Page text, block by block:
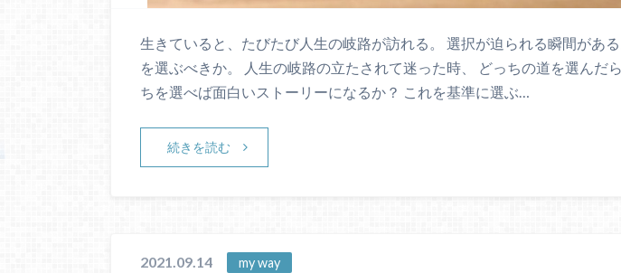
生きていると、たびたび人生の岐路が訪れる。 選択が迫られる瞬間があ
を選ぶべきか。 人生の岐路の立たされて迷った時、 どっちの道を選んだ
ちを選べば面白いストーリーになるか？ これを基準に選ぶ…
続きを読む
2021.09.14 my way